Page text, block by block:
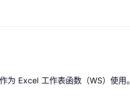
为 Excel 工作表函数（WS）使用。